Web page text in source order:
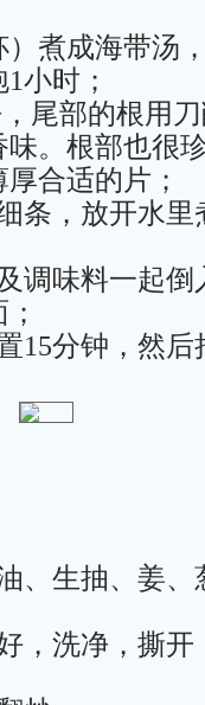
煮成海带汤
小时；
尾部的根用
。根部也很
合适的片；
，放开水里
味料一起倒
分钟，然后
生抽、姜、
洗净，撕开